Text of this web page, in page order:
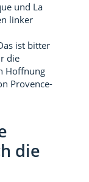
und La
linker
ist bitter
die
Hoffnung
Provence-
die